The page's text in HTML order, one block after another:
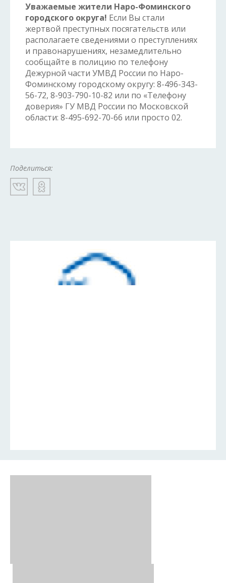
Уважаемые жители Наро-Фоминского
городского округа! Если Вы стали
жертвой преступных посягательств или
располагаете сведениями о преступлениях
и правонарушениях, незамедлительно
сообщайте в полицию по телефону
Дежурной части УМВД России по Наро-
Фоминскому городскому округу: 8-496-343-
56-72, 8-903-790-10-82 или по «Телефону
доверия» ГУ МВД России по Московской
области: 8-495-692-70-66 или просто 02.
Поделиться: